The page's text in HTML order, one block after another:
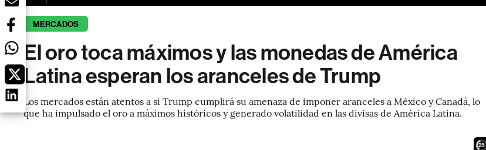
MERCADOS
El oro toca máximos y las monedas de América
Latina esperan los aranceles de Trump
Los mercados están atentos a si Trump cumplirá su amenaza de imponer aranceles a México y Canadá, lo
que ha impulsado el oro a máximos históricos y generado volatilidad en las divisas de América Latina.
24